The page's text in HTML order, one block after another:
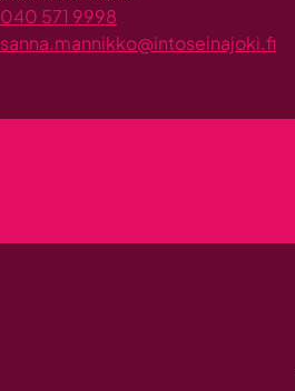
040 571 9998
sanna.mannikko@intoseinajoki.fi